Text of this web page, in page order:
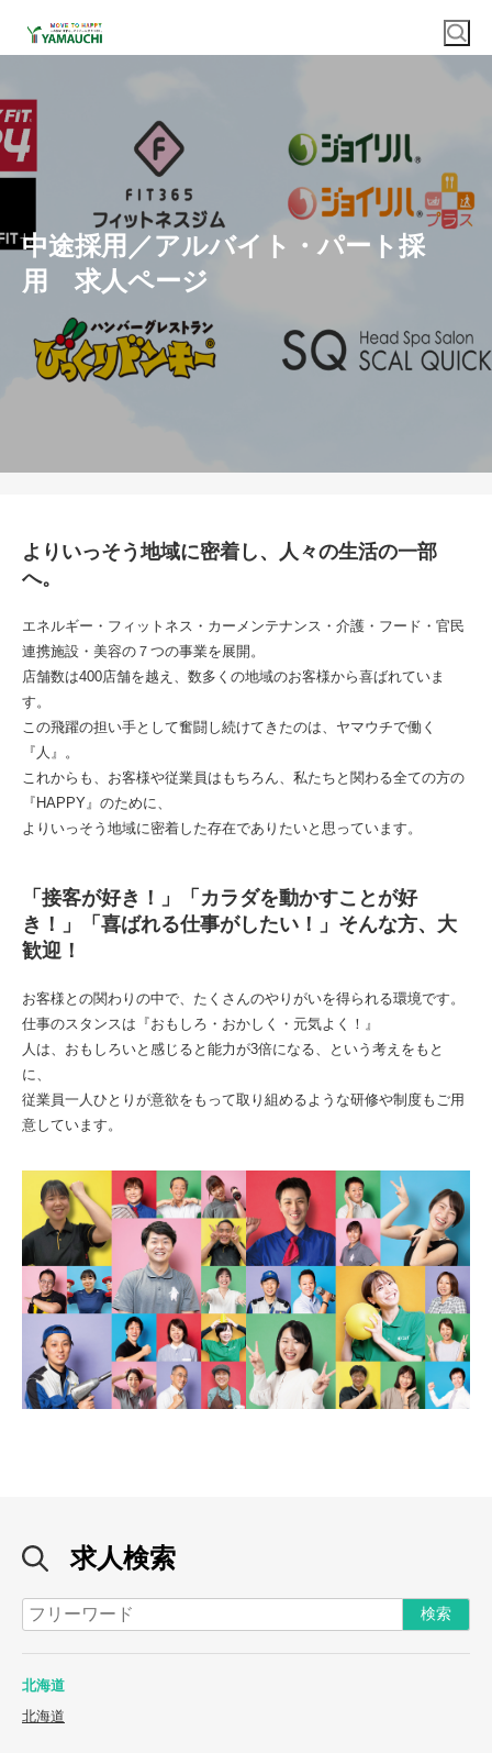
中途採用／アルバイト・パート採
用 求人ページ
よりいっそう地域に密着し、人々の生活の一部
へ。
エネルギー・フィットネス・カーメンテナンス・介護・フード・官民
連携施設・美容の７つの事業を展開。
店舗数は400店舗を越え、数多くの地域のお客様から喜ばれていま
す。
この飛躍の担い手として奮闘し続けてきたのは、ヤマウチで働く
『人』。
これからも、お客様や従業員はもちろん、私たちと関わる全ての方の
『HAPPY』のために、
よりいっそう地域に密着した存在でありたいと思っています。
「接客が好き！」「カラダを動かすことが好
き！」「喜ばれる仕事がしたい！」そんな方、大
歓迎！
お客様との関わりの中で、たくさんのやりがいを得られる環境です。
仕事のスタンスは『おもしろ・おかしく・元気よく！』
人は、おもしろいと感じると能力が3倍になる、という考えをもと
に、
従業員一人ひとりが意欲をもって取り組めるような研修や制度もご用
意しています。
求人検索
北海道
北海道